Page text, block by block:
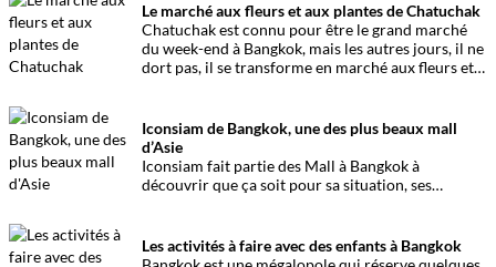
Le marché aux fleurs et aux plantes de Chatuchak
Chatuchak est connu pour être le grand marché
du week-end à Bangkok, mais les autres jours, il ne
dort pas, il se transforme en marché aux fleurs et
Iconsiam de Bangkok, une des plus beaux mall
d’Asie
Iconsiam fait partie des Mall à Bangkok à
découvrir que ça soit pour sa situation, ses
Les activités à faire avec des enfants à Bangkok